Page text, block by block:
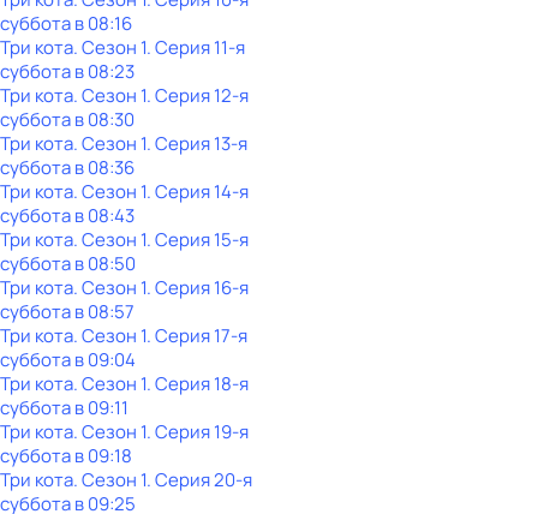
субботав08:16
Три кота. Сезон 1. Серия 11-я
субботав08:23
Три кота. Сезон 1. Серия 12-я
субботав08:30
Три кота. Сезон 1. Серия 13-я
субботав08:36
Три кота. Сезон 1. Серия 14-я
субботав08:43
Три кота. Сезон 1. Серия 15-я
субботав08:50
Три кота. Сезон 1. Серия 16-я
субботав08:57
Три кота. Сезон 1. Серия 17-я
субботав09:04
Три кота. Сезон 1. Серия 18-я
субботав09:11
Три кота. Сезон 1. Серия 19-я
субботав09:18
Три кота. Сезон 1. Серия 20-я
субботав09:25